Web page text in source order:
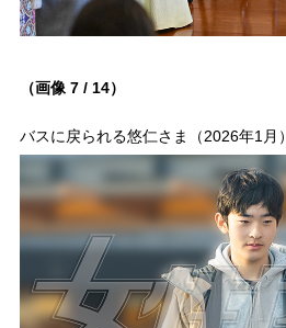
（画像 7 / 14）
バスに戻られる悠仁さま（2026年1月）